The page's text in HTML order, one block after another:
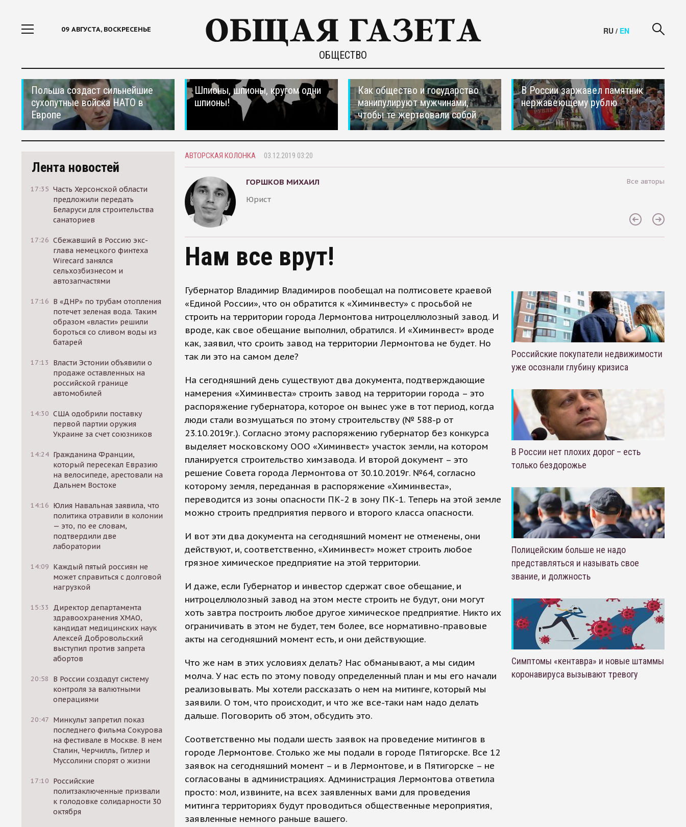
09 АВГУСТА, ВОСКРЕСЕНЬЕ
ОБЩЕСТВО
RU / EN
Польша создаст сильнейшие
сухопутные войска НАТО в
Европе
Шпионы, шпионы, кругом одни
шпионы!
Как общество и государство
манипулируют мужчинами,
чтобы те жертвовали собой
В России заржавел памятник
нержавеющему рублю
Лента новостей
17:35 Часть Херсонской области
предложили передать
Беларуси для строительства
санаториев
17:26 Сбежавший в Россию экс-
глава немецкого финтеха
Wirecard занялся
сельхозбизнесом и
автозапчастями
17:16 В «ДНР» по трубам отопления
потечет зеленая вода. Таким
образом «власти» решили
бороться со сливом воды из
батарей
17:13
Власти Эстонии объявили о
продаже оставленных на
российской границе
автомобилей
14:30 США одобрили поставку
первой партии оружия
Украине за счет союзников
14:24 Гражданина Франции,
который пересекал Евразию
на велосипеде, арестовали на
Дальнем Востоке
14:16 Юлия Навальная заявила, что
политика отравили в колонии
— это, по ее словам,
подтвердили две
лаборатории
14:09 Каждый пятый россиян не
может справиться с долговой
нагрузкой
15:33
Директор департамента
здравоохранения ХМАО,
кандидат медицинских наук
Алексей Добровольский
выступил против запрета
абортов
20:58
В России создадут систему
контроля за валютными
операциями
20:47 Минкульт запретил показ
последнего фильма Сокурова
на фестивале в Москве. В нем
Сталин, Черчилль, Гитлер и
Муссолини спорят о жизни
17:10 Российские
политзаключенные призвали
к голодовке солидарности 30
октября
АВТОРСКАЯ КОЛОНКА 03.12.2019 03:20
ГОРШКОВ МИХАИЛ
Юрист
Все авторы
Нам все врут!
Губернатор Владимир Владимиров пообещал на полтисовете краевой
«Единой России», что он обратится к «Химинвесту» с просьбой не
строить на территории города Лермонтова нитроцеллюлозный завод. И
вроде, как свое обещание выполнил, обратился. И «Химинвест» вроде
как, заявил, что сроить завод на территории Лермонтова не будет. Но
так ли это на самом деле?
На сегодняшний день существуют два документа, подтверждающие
намерения «Химинвеста» строить завод на территории города – это
распоряжение губернатора, которое он вынес уже в тот период, когда
люди стали возмущаться по этому строительству (№ 588-р от
23.10.2019г.). Согласно этому распоряжению губернатор без конкурса
выделяет московскому ООО «Химинвест» участок земли, на котором
планируется строительство химзавода. И второй документ – это
решение Совета города Лермонтова от 30.10.2019г. №64, согласно
которому земля, переданная в распоряжение «Химинвеста»,
переводится из зоны опасности ПК-2 в зону ПК-1. Теперь на этой земле
можно строить предприятия первого и второго класса опасности.
И вот эти два документа на сегодняшний момент не отменены, они
действуют, и, соответственно, «Химинвест» может строить любое
грязное химическое предприятие на этой территории.
И даже, если Губернатор и инвестор сдержат свое обещание, и
нитроцеллюлозный завод на этом месте строить не будут, они могут
хоть завтра построить любое другое химическое предприятие. Никто их
ограничивать в этом не будет, тем более, все нормативно-правовые
акты на сегодняшний момент есть, и они действующие.
Что же нам в этих условиях делать? Нас обманывают, а мы сидим
молча. У нас есть по этому поводу определенный план и мы его начали
реализовывать. Мы хотели рассказать о нем на митинге, который мы
заявили. О том, что происходит, и что же все-таки нам надо делать
дальше. Поговорить об этом, обсудить это.
Соответственно мы подали шесть заявок на проведение митингов в
городе Лермонтове. Столько же мы подали в городе Пятигорске. Все 12
заявок на сегодняшний момент – и в Лермонтове, и в Пятигорске – не
согласованы в администрациях. Администрация Лермонтова ответила
просто: мол, извините, на всех заявленных вами для проведения
митинга территориях будут проводиться общественные мероприятия,
заявленные немного раньше вашего.
Российские покупатели недвижимости
уже осознали глубину кризиса
В России нет плохих дорог – есть
только бездорожье
Полицейским больше не надо
представляться и называть свое
звание, и должность
Симптомы «кентавра» и новые штаммы
коронавируса вызывают тревогу